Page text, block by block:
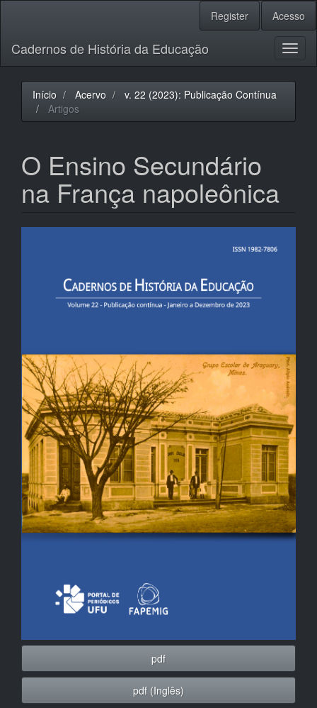
principal
Barra
Lateral
Register Acesso
Cadernos de História da Educação
Início Acervo
v. 22 (2023): Publicação Contínua
Artigos
O Ensino Secundário
na França napoleônica
artigos
pdf
pdf (Inglês)